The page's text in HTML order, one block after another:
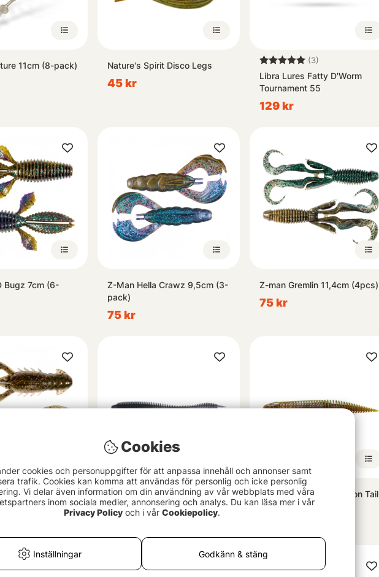
11cm (8-pack) Nature's Spirit Disco Legs
45 kr
Betyg: (3)
Libra Lures Fatty D'Worm
Tournament 55
129 kr
Bugz 7cm (6-
Z-Man Hella Crawz 9,5cm (3-
pack)
75 kr
Z-man Gremlin 11,4cm (4pcs)
75 kr
Crawz 3,5'' (3-
Sunny Bros Drug Stick
119 kr
Savage Gear Ned Dragon Tail
Slug
Cookies
cookies och personuppgifter för att anpassa innehåll och annonser samt
trafik. Cookies kan komma att användas för personlig och icke personlig
Vi delar även information om din användning av vår webbplats med våra
inom sociala medier, annonsering och analys. Du kan läsa mer i vår
Privacy Policyoch i vår Cookiepolicy.
Inställningar Godkänn & stäng